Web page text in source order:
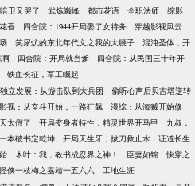
卫又哭了 武炼巅峰 都市花语 全职法师
综影
香 四合院：1944开局娶了女特务
穿越影视风云
笑尿炕的东北年代文之我的大腰子
混沌圣体，开
啊 四合院：开局就当爹
四合院：从民国三十年开
铁血长征，军工崛起
立发展：从游击队到大兵团
偷听心声后贝吉塔逆转
影视：从奋斗开始，一路狂飙
漫综：从海贼开始修
太假了 开局变身者特性：精灵世界开马甲
九叔：
本破书定乾坤 开局天生牙，拔刀救止水
证道长生
木叶：我，教书成忍界之神！ 臣妻如锦
快穿之
怪侠一枝梅之嘉靖一五六六 工地生涯